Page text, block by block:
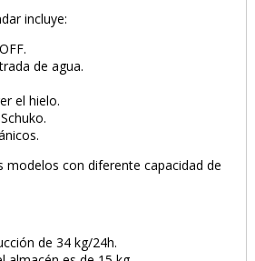
incluye:
de agua.
el hielo.
modelos con diferente capacidad de
de 34 kg/24h.